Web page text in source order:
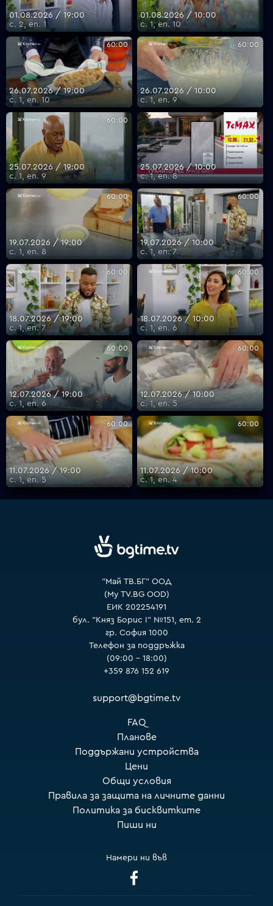
01.08.2026 / 19:00
с. 2, еп. 1
01.08.2026 / 10:00
с. 1, еп. 10
60:00
26.07.2026 / 19:00
с. 1, еп. 10
60:00
26.07.2026 / 10:00
с. 1, еп. 9
60:00
25.07.2026 / 19:00
с. 1, еп. 9
60:00
25.07.2026 / 10:00
с. 1, еп. 8
60:00
19.07.2026 / 19:00
с. 1, еп. 8
60:00
19.07.2026 / 10:00
с. 1, еп. 7
60:00
18.07.2026 / 19:00
с. 1, еп. 7
60:00
18.07.2026 / 10:00
с. 1, еп. 6
60:00
12.07.2026 / 19:00
с. 1, еп. 6
60:00
12.07.2026 / 10:00
с. 1, еп. 5
60:00
11.07.2026 / 19:00
с. 1, еп. 5
60:00
11.07.2026 / 10:00
с. 1, еп. 4
"Май ТВ.БГ" ООД
(My TV.BG OOD)
ЕИК 202254191
бул. "Княз Борис I" №151, ет. 2
гр. София 1000
Телефон за поддръжка
(09:00 – 18:00)
+359 876 152 619
support@bgtime.tv
FAQ
Планове
Поддържани устройства
Цени
Общи условия
Правила за защита на личните данни
Политика за бисквитките
Пиши ни
Намери ни във